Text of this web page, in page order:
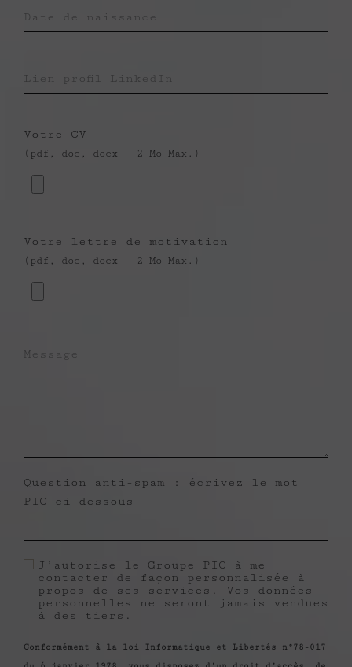
Votre CV
(pdf, doc, docx - 2 Mo Max.)
Votre lettre de motivation
(pdf, doc, docx - 2 Mo Max.)
Question anti-spam : écrivez le mot
PIC ci-dessous
J’autorise le Groupe PIC à me
contacter de façon personnalisée à
propos de ses services. Vos données
personnelles ne seront jamais vendues
à des tiers.
Conformément à la loi Informatique et Libertés n°78-017